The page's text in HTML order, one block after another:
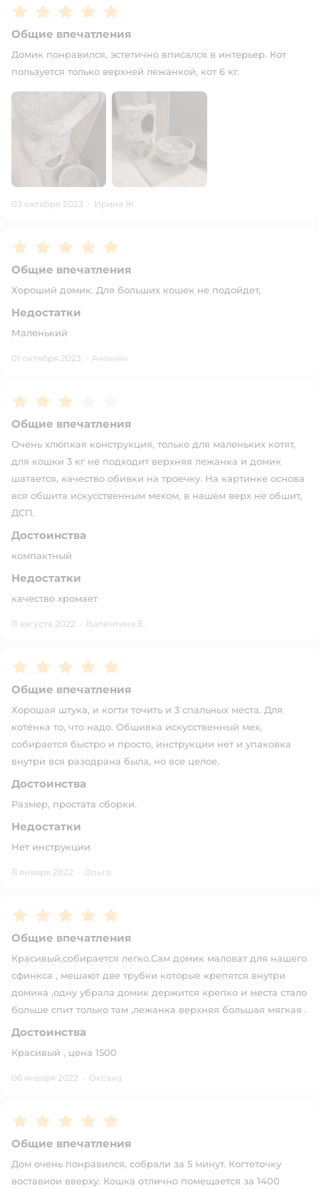
Рейтинг:5
Общие впечатления
Домик понравился, эстетично вписался в интерьер. Кот
пользуется только верхней лежанкой, кот 6 кг.
03 октября 2023 · Ирина Ж.
Рейтинг:5
Общие впечатления
Хороший домик. Для больших кошек не подойдет,
Недостатки
Маленький
01 октября 2023 · Аноним
Рейтинг:3
Общие впечатления
Очень хлюпкая конструкция, только для маленьких котят,
для кошки 3 кг не подходит верхняя лежанка и домик
шатается, качество обивки на троечку. На картинке основа
вся обшита искусственным мехом, в нашем верх не обшит,
ДСП.
Достоинства
компактный
Недостатки
качество хромает
11 августа 2022 · Валентина Е.
Рейтинг:5
Общие впечатления
Хорошая штука, и когти точить и 3 спальных места. Для
котёнка то, что надо. Обшивка искусственный мех,
собирается быстро и просто, инструкции нет и упаковка
внутри вся разодрана была, но все целое.
Достоинства
Размер, простата сборки.
Недостатки
Нет инструкции
11 января 2022 · Ольга
Рейтинг:5
Общие впечатления
Красивый,собирается легко.Сам домик маловат для нашего
сфинкса , мешают две трубки которые крепятся внутри
домика ,одну убрала домик держится крепко и места стало
больше спит только там ,лежанка верхняя большая мягкая .
Достоинства
Красивый , цена 1500
06 января 2022 · Оксана
Рейтинг:5
Общие впечатления
Дом очень понравился, собрали за 5 минут. Когтеточку
воставиои вверху. Кошка отлично помещается за 1400